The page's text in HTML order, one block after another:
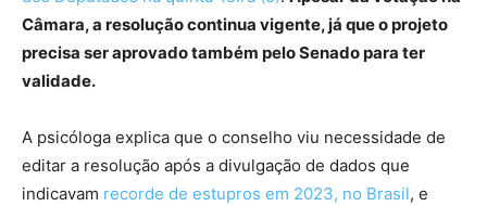
Câmara, a resolução continua vigente, já que o projeto
precisa ser aprovado também pelo Senado para ter
validade.
A psicóloga explica que o conselho viu necessidade de
editar a resolução após a divulgação de dados que
indicavam recorde de estupros em 2023, no Brasil, e